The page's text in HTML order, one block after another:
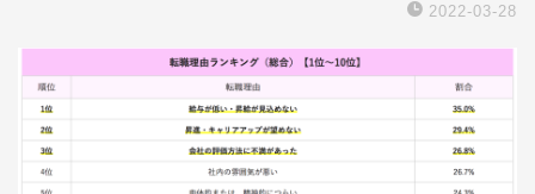
2022-03-28